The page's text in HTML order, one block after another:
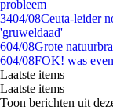
probleem
3404/08Ceuta-leider
'gruweldaad'
604/08Grote
604/08FOK! was
Laatste items
Laatste items
Toon berichten uit